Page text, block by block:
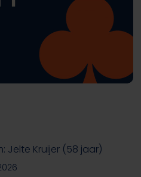
Jelte Kruijer (58 jaar)